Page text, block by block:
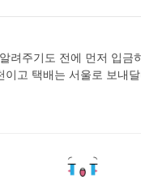
려주기도 전에 먼저 입금
고 택배는 서울로 보내